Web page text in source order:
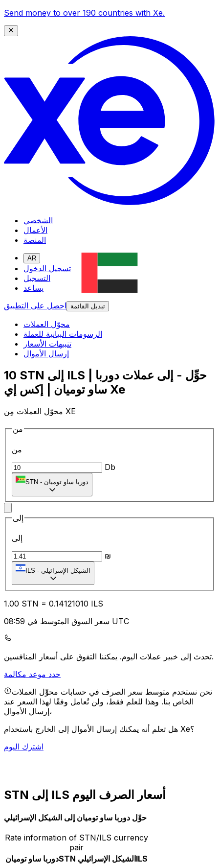
Send money to over 190 countries with Xe.
الشخصي
الأعمال
المنصة
AR
تسجيل الدخول
التسجيل
يساعد
احصل على التطبيق
تبديل القائمة
محوّل العملات
الرسومات البيانية للعملة
تنبيهات الأسعار
إرسال الأموال
10 STN إلى ILS | حوِّل - إلى عملات دوربا
ساو توميان | إكس إي Xe
محوّل العملات مِن XE
من
من
Db
STN - دوربا ساو توميان
إلى
إلى
₪
ILS - الشيكل الإسرائيلي
1.00 STN = 0.14121010 ILS
سعر السوق المتوسط في 08:59 UTC
تحدث إلى خبير عملات اليوم.يمكننا التفوق على أسعار المنافسين.
حدد موعد مكالمة
نحن نستخدم متوسط سعر الصرف في حسابات محوِّل العملات
الخاص بنا. وهذا للعلم فقط، ولن تُعامل وفقًا لهذا السعر عند
إرسال الأموال،
هل تعلم أنه يمكنك إرسال الأموال إلى الخارج باستخدام Xe؟
اشترك اليوم
STN إلى ILS أسعار الصرف اليوم
حوِّل دوربا ساو توميان إلى الشيكل الإسرائيلي
Rate information of STN/ILS currency
pair
دوربا ساو توميانSTN الشيكل الإسرائيليILS